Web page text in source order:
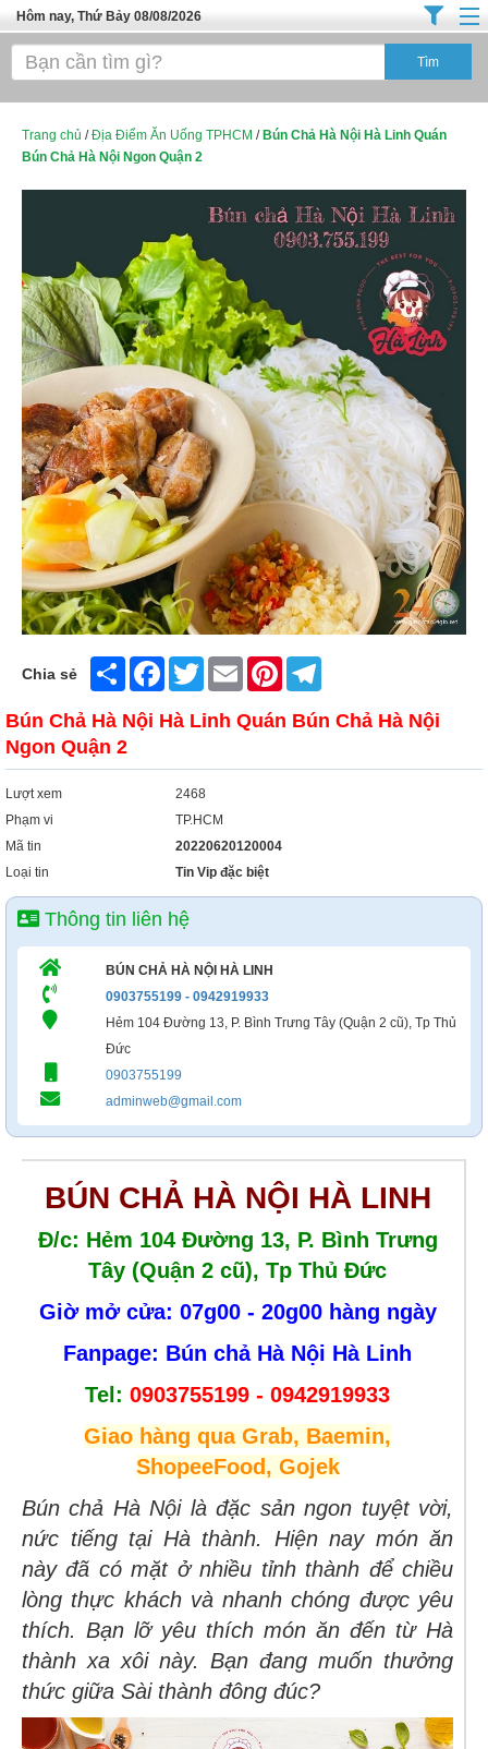
Hôm nay, Thứ Bảy 08/08/2026
Trang chủ
Tuyển Sinh Đào Tạo
Làm Đẹp
Thời Trang
Việc Làm
Dịch Vụ
Hàng Tiêu Dùng
Xây Dựng
Tổng Hợp
Trang chủ /Địa Điểm Ăn Uống TPHCM / Bún Chả Hà Nội Hà Linh Quán
Bún Chả Hà Nội Ngon Quận 2
Chia sẻ Share FacebookTwitter Email Pinterest
Bún Chả Hà Nội Hà Linh Quán Bún Chả Hà Nội
Ngon Quận 2
Lượt xem
2468
Phạm vi
TP.HCM
Mã tin
20220620120004
Loại tin
Tin Vip đặc biệt
Thông tin liên hệ
BÚN CHẢ HÀ NỘI HÀ LINH
0903755199 - 0942919933
Hẻm 104 Đường 13, P. Bình Trưng Tây (Quận 2 cũ), Tp Thủ
Đức
0903755199
adminweb@gmail.com
BÚN CHẢ HÀ NỘI HÀ LINH
Đ/c: Hẻm 104 Đường 13, P. Bình Trưng
Tây (Quận 2 cũ), Tp Thủ Đức
Giờ mở cửa: 07g00 - 20g00 hàng ngày
Fanpage: Bún chả Hà Nội Hà Linh
Tel: 0903755199 - 0942919933
Giao hàng qua Grab, Baemin,
ShopeeFood, Gojek
Bún chả Hà Nội là đặc sản ngon tuyệt vời,
nức tiếng tại Hà thành. Hiện nay món ăn
này đã có mặt ở nhiều tỉnh thành để chiều
lòng thực khách và nhanh chóng được yêu
thích. Bạn lỡ yêu thích món ăn đến từ Hà
thành xa xôi này. Bạn đang muốn thưởng
thức giữa Sài thành đông đúc?